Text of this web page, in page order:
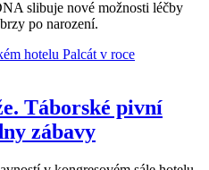
slibuje nové možnosti léčby
po narození.
Táborské pivní
zábavy